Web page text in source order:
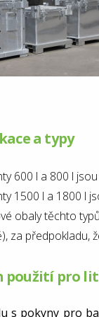
a typy
600 l a 800 l
1500 l a 1800 l
obaly těchto
za předpokladu,
použití pro
s pokyny pro